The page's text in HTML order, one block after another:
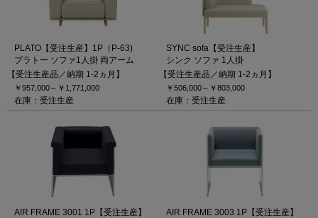
PLATO【受注生産】1P（P-63)
プラトー ソファ1人掛 両アーム
【受注生産品／納期 1-2ヵ月】
￥957,000～ ￥1,771,000
在庫：受注生産
SYNC sofa【受注生産】
シンク ソファ 1人掛
【受注生産品／納期 1-2ヵ月】
￥506,000～ ￥803,000
在庫：受注生産
AIR FRAME 3001 1P【受注生産】
AIR FRAME 3003 1P【受注生産】